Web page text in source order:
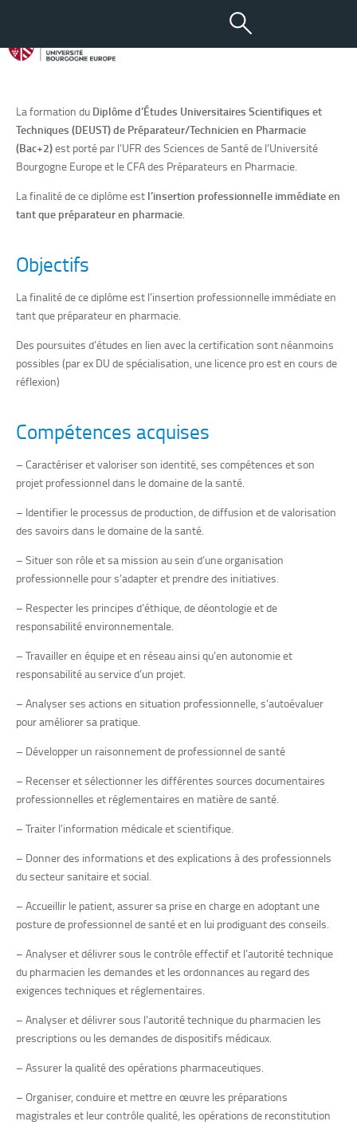
Formation de DEUST
Préparateur/Technicien en
La formation du Diplôme d’Études Universitaires Scientifiques et
Techniques (DEUST) de Préparateur/Technicien en Pharmacie
(Bac+2)est porté par l’UFR des Sciences de Santé de l’Université
Bourgogne Europe et le CFA des Préparateurs en Pharmacie.
La finalité de ce diplôme est l’insertion professionnelle immédiate en
tant que préparateur en pharmacie.
Objectifs
La finalité de ce diplôme est l’insertion professionnelle immédiate en
tant que préparateur en pharmacie.
Des poursuites d’études en lien avec la certification sont néanmoins
possibles (par ex DU de spécialisation, une licence pro est en cours de
réflexion)
Compétences acquises
– Caractériser et valoriser son identité, ses compétences et son
projet professionnel dans le domaine de la santé.
– Identifier le processus de production, de diffusion et de valorisation
des savoirs dans le domaine de la santé.
– Situer son rôle et sa mission au sein d’une organisation
professionnelle pour s’adapter et prendre des initiatives.
– Respecter les principes d’éthique, de déontologie et de
responsabilité environnementale.
– Travailler en équipe et en réseau ainsi qu’en autonomie et
responsabilité au service d’un projet.
– Analyser ses actions en situation professionnelle, s’autoévaluer
pour améliorer sa pratique.
– Développer un raisonnement de professionnel de santé
– Recenser et sélectionner les différentes sources documentaires
professionnelles et réglementaires en matière de santé.
– Traiter l’information médicale et scientifique.
– Donner des informations et des explications à des professionnels
du secteur sanitaire et social.
– Accueillir le patient, assurer sa prise en charge en adoptant une
posture de professionnel de santé et en lui prodiguant des conseils.
– Analyser et délivrer sous le contrôle effectif et l’autorité technique
du pharmacien les demandes et les ordonnances au regard des
exigences techniques et réglementaires.
– Analyser et délivrer sous l’autorité technique du pharmacien les
prescriptions ou les demandes de dispositifs médicaux.
– Assurer la qualité des opérations pharmaceutiques.
– Organiser, conduire et mettre en œuvre les préparations
magistrales et leur contrôle qualité, les opérations de reconstitution